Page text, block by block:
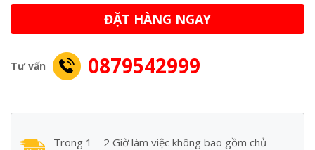
ĐẶT HÀNG NGAY
Tư vấn 0879542999
Trong 1 – 2 Giờ làm việc không bao gồm chủ